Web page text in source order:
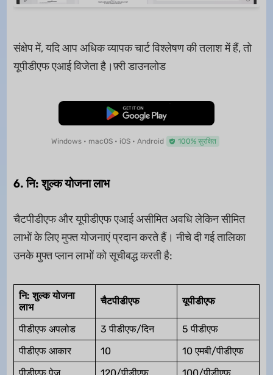
संक्षेप में, यदि आप अधिक व्यापक चार्ट विश्लेषण की तलाश में हैं, तो
यूपीडीएफ एआई विजेता है।फ़्री डाउनलोड
मुफ्त डाउनलोड
Windows • macOS • iOS • Android 100% सुरक्षित
6. नि: शुल्क योजना लाभ
चैटपीडीएफ और यूपीडीएफ एआई असीमित अवधि लेकिन सीमित
लाभों के लिए मुफ्त योजनाएं प्रदान करते हैं। नीचे दी गई तालिका
उनके मुफ्त प्लान लाभों को सूचीबद्ध करती है:
नि: शुल्क योजना
लाभ
चैटपीडीएफ यूपीडीएफ
पीडीएफ अपलोड 3 पीडीएफ/दिन
5 पीडीएफ
पीडीएफ आकार
10
10 एमबी/पीडीएफ